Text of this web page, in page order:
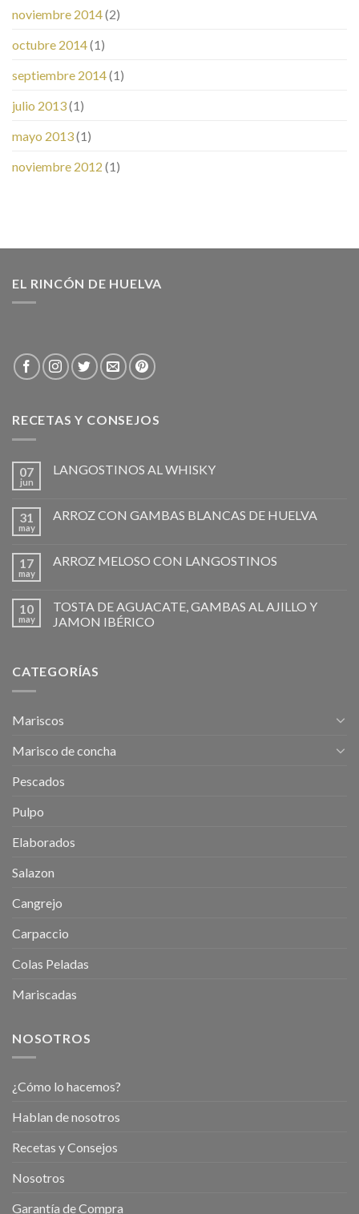
noviembre 2014(2)
octubre 2014(1)
septiembre 2014(1)
julio 2013(1)
mayo 2013(1)
noviembre 2012 (1)
EL RINCÓN DE HUELVA
RECETAS Y CONSEJOS
07
jun
LANGOSTINOS AL WHISKY
31
may
ARROZ CON GAMBAS BLANCAS DE HUELVA
17
may
ARROZ MELOSO CON LANGOSTINOS
10
may
TOSTA DE AGUACATE, GAMBAS AL AJILLO Y
JAMON IBÉRICO
CATEGORÍAS
Mariscos
Marisco de concha
Pescados
Pulpo
Elaborados
Salazon
Cangrejo
Carpaccio
Colas Peladas
Mariscadas
NOSOTROS
¿Cómo lo hacemos?
Hablan de nosotros
Recetas y Consejos
Nosotros
Garantía de Compra